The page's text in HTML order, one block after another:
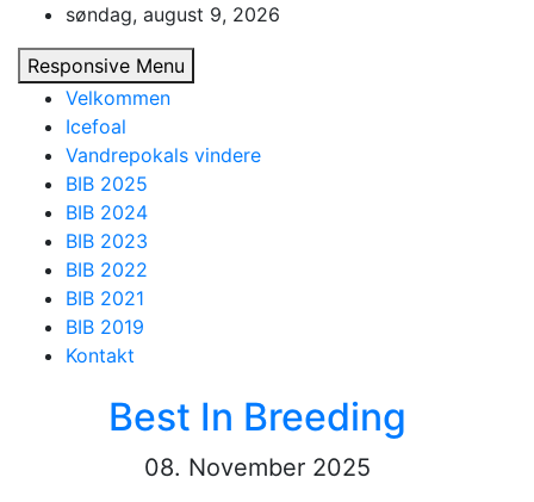
content
søndag, august 9, 2026
Responsive Menu
Velkommen
Icefoal
Vandrepokals vindere
BIB 2025
BIB 2024
BIB 2023
BIB 2022
BIB 2021
BIB 2019
Kontakt
Best In Breeding
08. November 2025